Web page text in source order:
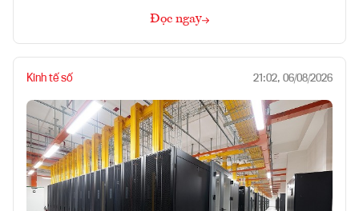
Đọc ngay
Kinh tế số 21:02, 06/08/2026